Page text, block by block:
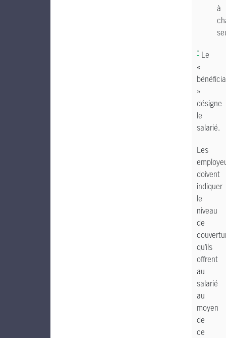
à
* Le
«
»
désigne
le
salarié.
Les
doivent
indiquer
le
niveau
de
qu’ils
offrent
au
salarié
au
moyen
de
ce